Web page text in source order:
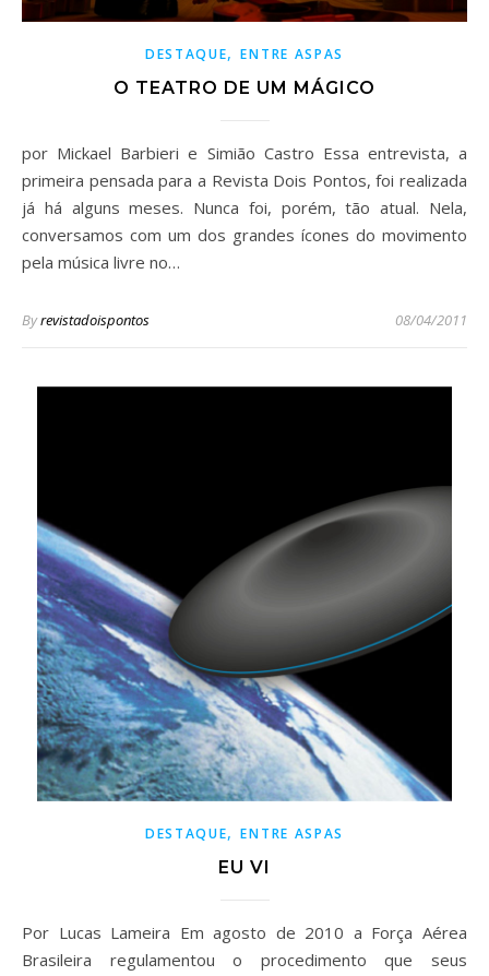
DESTAQUE,ENTRE ASPAS
O TEATRO DE UM MÁGICO
por Mickael Barbieri e Simião Castro Essa entrevista, a
primeira pensada para a Revista Dois Pontos, foi realizada
já há alguns meses. Nunca foi, porém, tão atual. Nela,
conversamos com um dos grandes ícones do movimento
pela música livre no…
Byrevistadoispontos 08/04/2011
DESTAQUE,ENTRE ASPAS
EU VI
Por Lucas Lameira Em agosto de 2010 a Força Aérea
Brasileira regulamentou o procedimento que seus